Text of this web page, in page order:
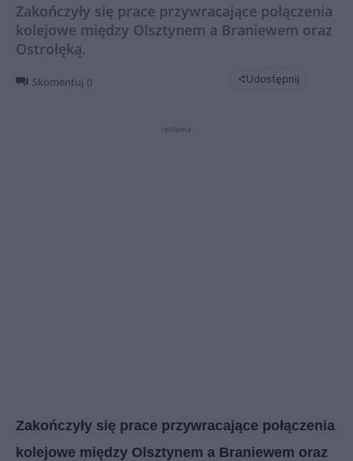
Zakończyły się prace przywracające połączenia
kolejowe między Olsztynem a Braniewem oraz
Ostrołęką.
Skomentuj 0 Udostępnij
reklama
Zakończyły się prace przywracające połączenia
kolejowe między Olsztynem a Braniewem oraz